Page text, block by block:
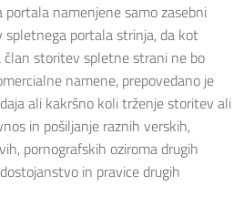
namenjene samo zasebni
spletnega portala strinja, da kot
član storitev spletne strani ne bo
namene, prepovedano je
ali kakršno koli trženje storitev ali
in pošiljanje raznih verskih,
pornografskih oziroma drugih
in pravice drugih